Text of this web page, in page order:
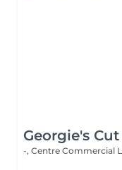
Georgie's Cut
-, Centre Commercial